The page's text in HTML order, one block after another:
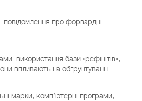
повідомлення про форвардні
використання бази «рефінітів»,
впливають на обгрунтуванн
марки, комп’ютерні програми,